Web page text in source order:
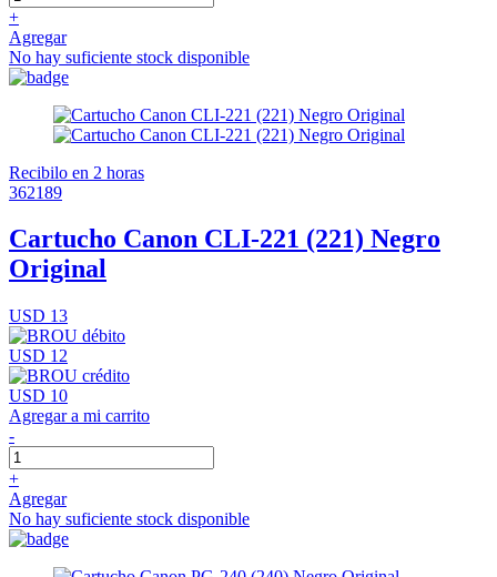
+
Agregar
No hay suficiente stock disponible
Recibilo en 2 horas
362189
Cartucho Canon CLI-221 (221) Negro
Original
USD 13
USD 12
USD 10
Agregar a mi carrito
-
+
Agregar
No hay suficiente stock disponible